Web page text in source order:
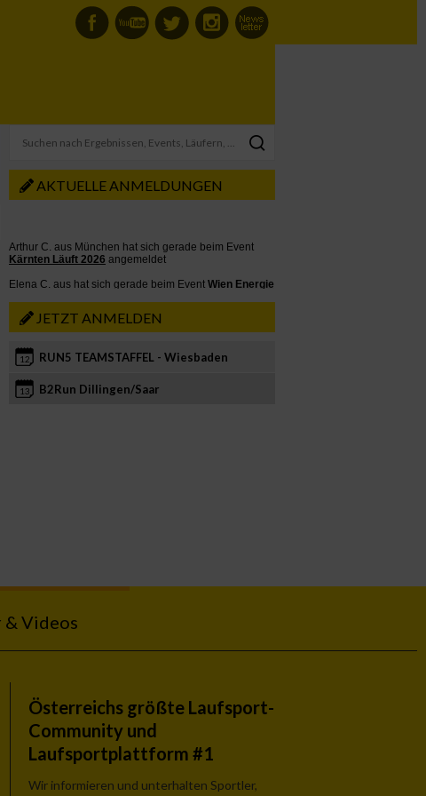
AKTUELLE ANMELDUNGEN
JETZT ANMELDEN
12 RUN5 TEAMSTAFFEL - Wiesbaden
13 B2Run Dillingen/Saar
& Videos
Österreichs größte Laufsport-
Community und
Laufsportplattform #1
Wir informieren und unterhalten Sportler,